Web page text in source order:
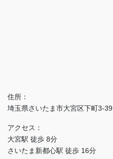
住所：
埼玉県さいたま市大宮区下町3-39
アクセス：
大宮駅 徒歩 8分
さいたま新都心駅 徒歩 16分